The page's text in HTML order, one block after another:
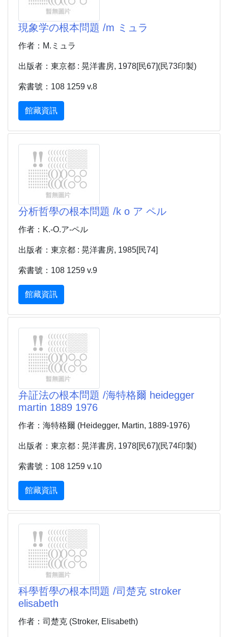
現象学の根本問題 /m ミュラ
作者：M.ミュラ
出版者：東京都 : 晃洋書房, 1978[民67](民73印製)
索書號：108 1259 v.8
館藏資訊
分析哲學の根本問題 /k o ア ペル
作者：K.-O.ア-ペル
出版者：東京都 : 晃洋書房, 1985[民74]
索書號：108 1259 v.9
館藏資訊
弁証法の根本問題 /海特格爾 heidegger
martin 1889 1976
作者：海特格爾 (Heidegger, Martin, 1889-1976)
出版者：東京都 : 晃洋書房, 1978[民67](民74印製)
索書號：108 1259 v.10
館藏資訊
科學哲學の根本問題 /司楚克 stroker
elisabeth
作者：司楚克 (Stroker, Elisabeth)